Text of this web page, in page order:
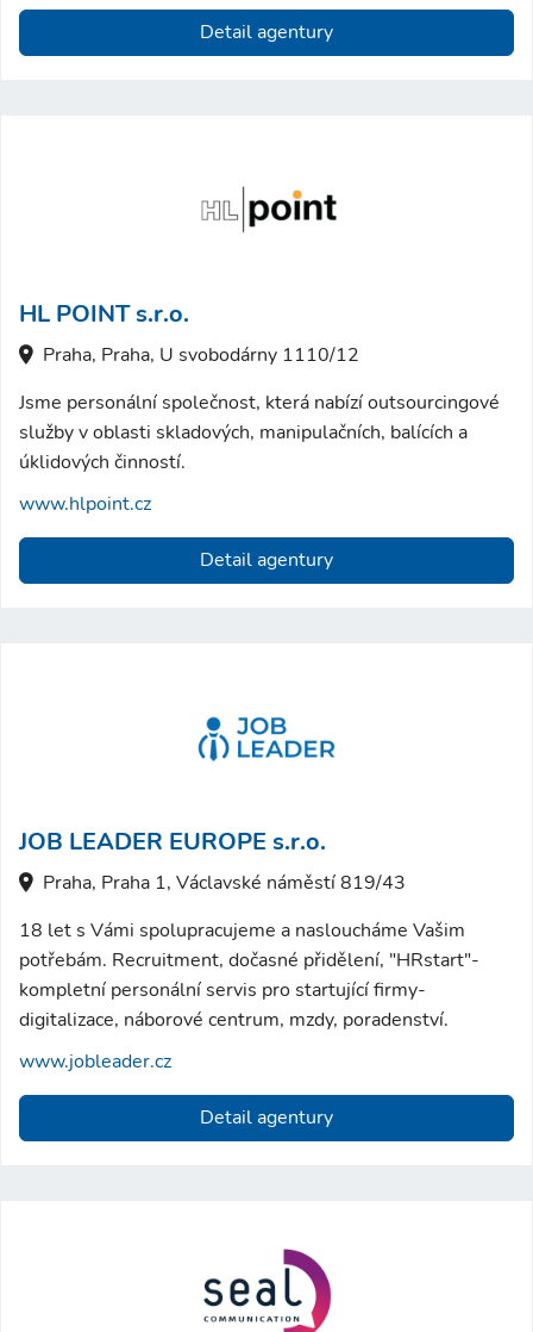
Detail agentury
HL POINT s.r.o.
Praha, Praha, U svobodárny 1110/12
Jsme personální společnost, která nabízí outsourcingové
služby v oblasti skladových, manipulačních, balících a
úklidových činností.
www.hlpoint.cz
Detail agentury
JOB LEADER EUROPE s.r.o.
Praha, Praha 1, Václavské náměstí 819/43
18 let s Vámi spolupracujeme a nasloucháme Vašim
potřebám. Recruitment, dočasné přidělení, "HRstart"-
kompletní personální servis pro startující firmy-
digitalizace, náborové centrum, mzdy, poradenství.
www.jobleader.cz
Detail agentury